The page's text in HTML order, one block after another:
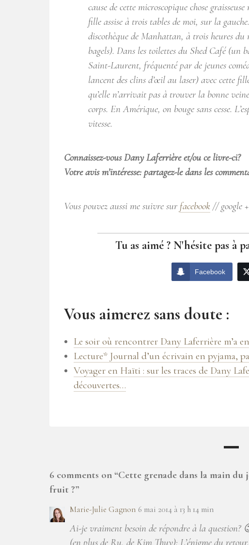
cause de cette microscopique chose
fille assise à trois tables de moi, sur la
discothèque de Manhattan, à trois heures du
bagels). Dans les toilettes du Shed Café
Saint-Laurent, fréquenté par de jeunes
lancent des clins d’œil au laser) avec cette
qu’elle n’arrivait pas à trouver la bonne
corps. En Amérique, on bouge sans cesse.
vitesse.
Connaissez-vous Dany Laferrière et/ou ce livre-ci?
Votre avis m’intéresse: partagez-le dans les
Vous pouvez aussi me suivre sur facebook // google
Tu as aimé ? N'hésite pas à
Facebook
Vous aimerez sans doute :
Le soir où rencontrer Dany Laferrière m’a
Lecture* Journal d’un écrivain en pyjama,
Voyager en Haïti : sur les traces de Dany
découvertes…
6 comments on “Cette grenade dans la main du
fruit ?”
Marie-Julie Gagnon 6 mai 2014 à 13 h 14 min
Ai-je vraiment besoin de répondre à la question?
(en plus de Ru, de Kim Thuy): L’énigme du